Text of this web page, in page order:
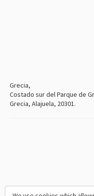
Grecia,
Costado sur del Parque de
Grecia, Alajuela, 20301.